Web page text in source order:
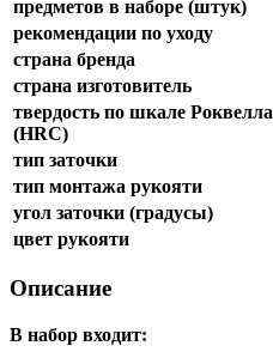
предметов в наборе (штук)
рекомендации по уходу
страна бренда
страна изготовитель
твердость по шкале Роквелла
(HRC)
тип заточки
тип монтажа рукояти
угол заточки (градусы)
цвет рукояти
Описание
В набор входит: